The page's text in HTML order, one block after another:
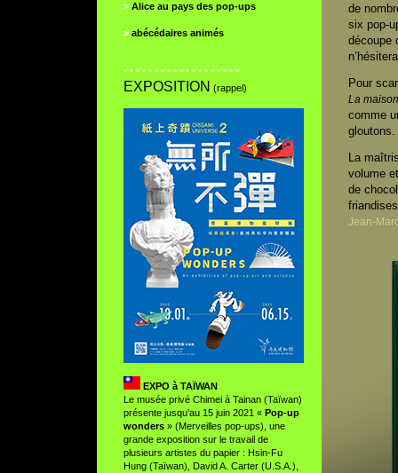
> Alice au pays des pop-ups
> abécédaires animés
° ° ° ° ° ° ° ° ° ° ° ° ° ° ° ° ° ° °
EXPOSITION (rappel)
EXPO à TAÏWAN
Le musée privé Chimei à Tainan (Taïwan)
présente jusqu’au 15 juin 2021 « Pop-up
wonders» (Merveilles pop-ups), une
grande exposition sur le travail de
plusieurs artistes du papier : Hsin-Fu
Hung (Taïwan), David A. Carter (U.S.A.),
de
six pop-
découpe
Pour
La
comme
gloutons.
La
volume
de
Jean-